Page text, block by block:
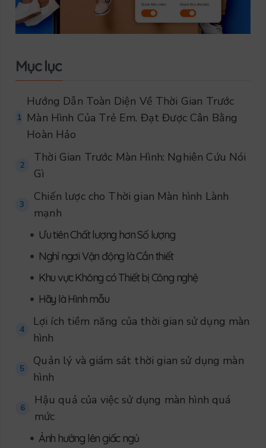
Mục lục
1
Hướng Dẫn Toàn Diện Về Thời Gian Trước
Màn Hình Của Trẻ Em. Đạt Được Cân Bằng
Hoàn Hảo
2
Thời Gian Trước Màn Hình: Nghiên Cứu Nói
Gì
3
Chiến lược cho Thời gian Màn hình Lành
mạnh
• Ưu tiên Chất lượng hơn Số lượng
• Nghỉ ngơi Vận động là Cần thiết
• Khu vực Không có Thiết bị Công nghệ
• Hãy là Hình mẫu
4
Lợi ích tiềm năng của thời gian sử dụng màn
hình
5
Quản lý và giám sát thời gian sử dụng màn
hình
6
Hậu quả của việc sử dụng màn hình quá
mức
• Ảnh hưởng lên giấc ngủ